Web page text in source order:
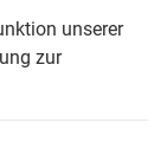
unserer
zur